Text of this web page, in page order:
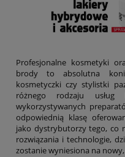
Profesjonalne kosmetyki
brody to absolutna
kosmetyczki czy stylistki
różnego rodzaju
wykorzystywanych
odpowiednią klasę
jako dystrybutorzy tego, co
rozwiązania i technologie,
zostanie wyniesiona na